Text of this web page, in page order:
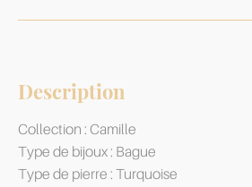
&
Description
Collection : Camille
Type de bijoux : Bague
Type de pierre : Turquoise